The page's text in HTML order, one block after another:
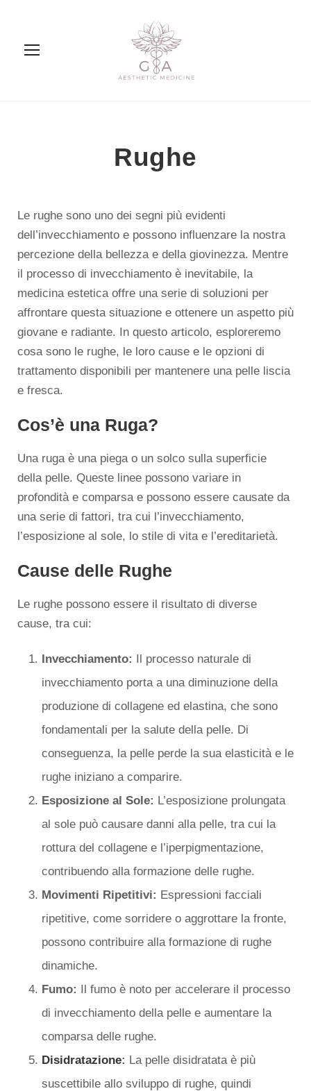
Rughe
Le rughe sono uno dei segni più evidenti
dell’invecchiamento e possono influenzare la nostra
percezione della bellezza e della giovinezza. Mentre
il processo di invecchiamento è inevitabile, la
medicina estetica offre una serie di soluzioni per
affrontare questa situazione e ottenere un aspetto più
giovane e radiante. In questo articolo, esploreremo
cosa sono le rughe, le loro cause e le opzioni di
trattamento disponibili per mantenere una pelle liscia
e fresca.
Cos’è una Ruga?
Una ruga è una piega o un solco sulla superficie
della pelle. Queste linee possono variare in
profondità e comparsa e possono essere causate da
una serie di fattori, tra cui l’invecchiamento,
l’esposizione al sole, lo stile di vita e l’ereditarietà.
Cause delle Rughe
Le rughe possono essere il risultato di diverse
cause, tra cui:
Invecchiamento: Il processo naturale di
invecchiamento porta a una diminuzione della
produzione di collagene ed elastina, che sono
fondamentali per la salute della pelle. Di
conseguenza, la pelle perde la sua elasticità e le
rughe iniziano a comparire.
Esposizione al Sole: L’esposizione prolungata
al sole può causare danni alla pelle, tra cui la
rottura del collagene e l’iperpigmentazione,
contribuendo alla formazione delle rughe.
Movimenti Ripetitivi: Espressioni facciali
ripetitive, come sorridere o aggrottare la fronte,
possono contribuire alla formazione di rughe
dinamiche.
Fumo: Il fumo è noto per accelerare il processo
di invecchiamento della pelle e aumentare la
comparsa delle rughe.
Disidratazione: La pelle disidratata è più
suscettibile allo sviluppo di rughe, quindi